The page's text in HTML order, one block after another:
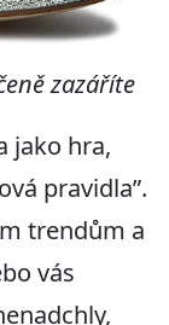
zazáříte
jako hra,
pravidla”.
trendům a
vás